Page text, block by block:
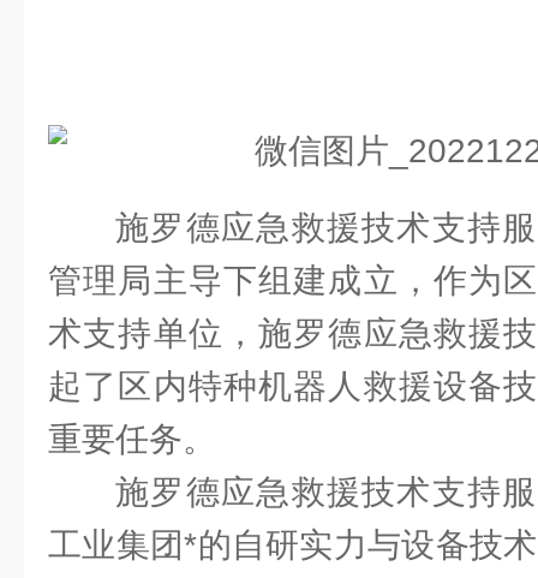
施罗德应急救援技术支持
管理局主导下组建成立，作为
术支持单位，施罗德应急救援
起了区内特种机器人救援设备
重要任务。
施罗德应急救援技术支持
工业集团*的自研实力与设备技